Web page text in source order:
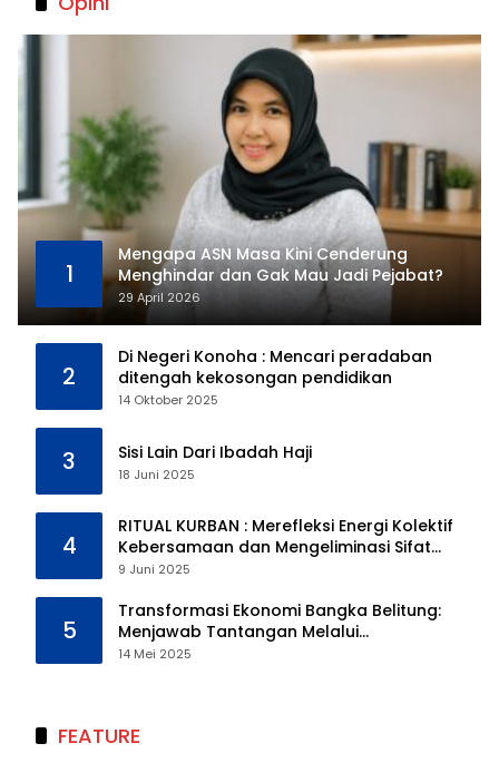
1
Mengapa ASN Masa Kini Cenderung
Menghindar dan Gak Mau Jadi Pejabat?
29 April 2026
2
Di Negeri Konoha : Mencari peradaban
ditengah kekosongan pendidikan
14 Oktober 2025
3 Sisi Lain Dari Ibadah Haji
18 Juni 2025
4
RITUAL KURBAN : Merefleksi Energi Kolektif
Kebersamaan dan Mengeliminasi Sifat
Kebinatangan Manusia
9 Juni 2025
5
Transformasi Ekonomi Bangka Belitung:
Menjawab Tantangan Melalui
Pengelolaan Sumber Daya Alam yang
14 Mei 2025
FEATURE